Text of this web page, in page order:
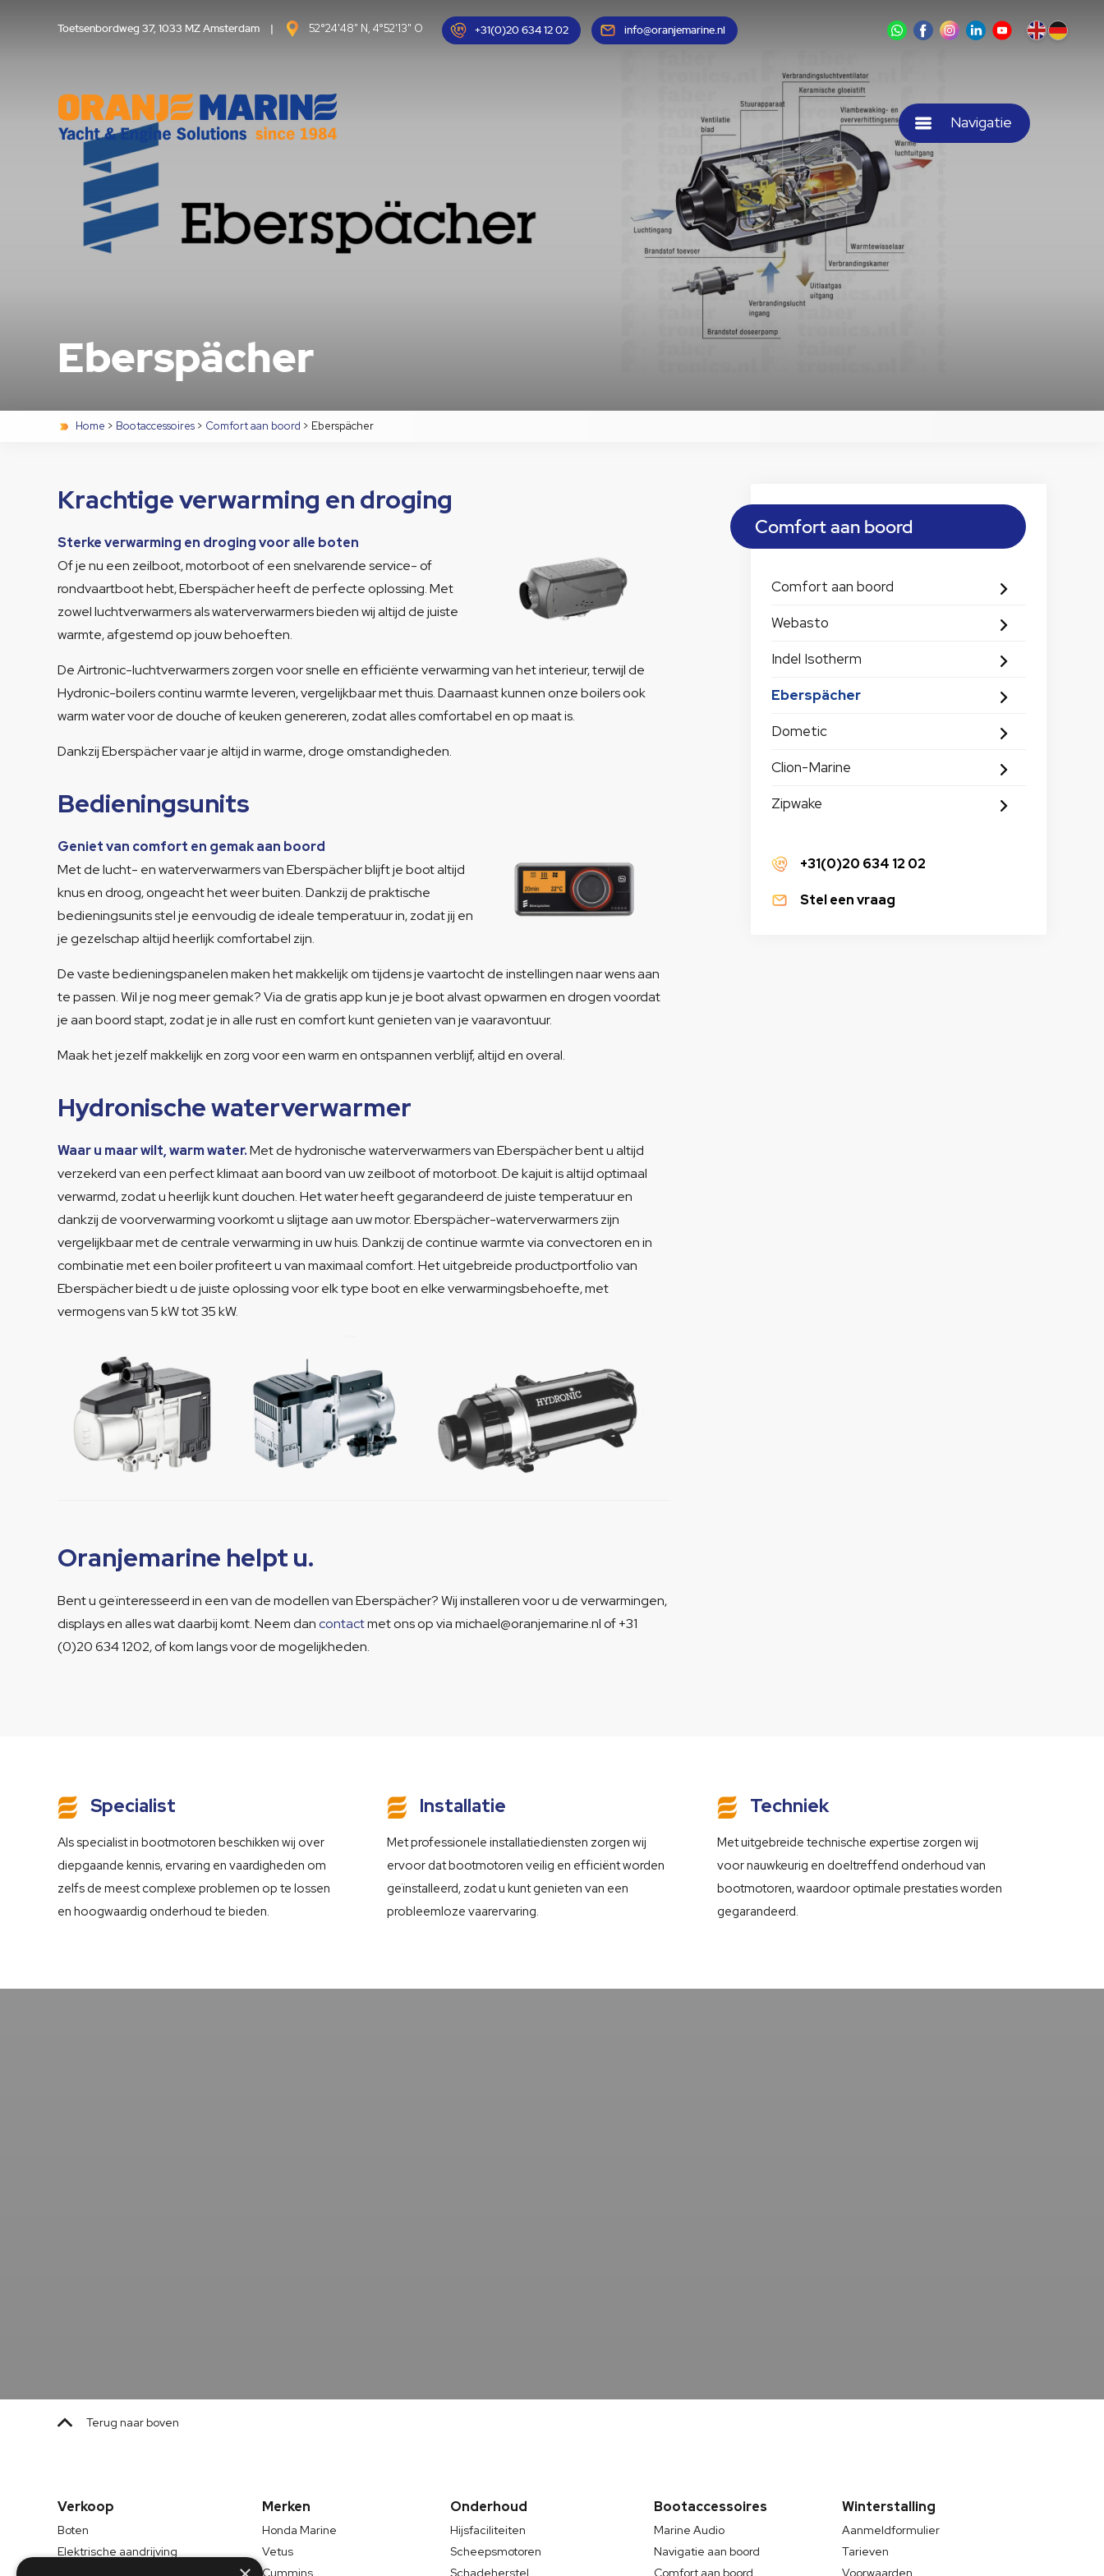
Toetsenbordweg 37, 1033 MZ Amsterdam | 52°24'48" N, 4°52'13" O +31(0)20 634 12 02 info@oranjemarine.nl
Navigatie
Home > Bootaccessoires > Comfort aan boord > Eberspächer
Eberspächer
Krachtige verwarming en droging
Sterke verwarming en droging voor alle boten
Of je nu een zeilboot, motorboot of een snelvarende service- of
rondvaartboot hebt, Eberspächer heeft de perfecte oplossing. Met
zowel luchtverwarmers als waterverwarmers bieden wij altijd de juiste
warmte, afgestemd op jouw behoeften.
De Airtronic-luchtverwarmers zorgen voor snelle en efficiënte verwarming van het interieur, terwijl de
Hydronic-boilers continu warmte leveren, vergelijkbaar met thuis. Daarnaast kunnen onze boilers ook
warm water voor de douche of keuken genereren, zodat alles comfortabel en op maat is.
Dankzij Eberspächer vaar je altijd in warme, droge omstandigheden.
Bedieningsunits
Geniet van comfort en gemak aan boord
Met de lucht- en waterverwarmers van Eberspächer blijft je boot altijd
knus en droog, ongeacht het weer buiten. Dankzij de praktische
bedieningsunits stel je eenvoudig de ideale temperatuur in, zodat jij en
je gezelschap altijd heerlijk comfortabel zijn.
De vaste bedieningspanelen maken het makkelijk om tijdens je vaartocht de instellingen naar wens aan
te passen. Wil je nog meer gemak? Via de gratis app kun je je boot alvast opwarmen en drogen voordat
je aan boord stapt, zodat je in alle rust en comfort kunt genieten van je vaaravontuur.
Maak het jezelf makkelijk en zorg voor een warm en ontspannen verblijf, altijd en overal.
Hydronische waterverwarmer
Waar u maar wilt, warm water.Met de hydronische waterverwarmers van Eberspächer bent u altijd
verzekerd van een perfect klimaat aan boord van uw zeilboot of motorboot. De kajuit is altijd optimaal
verwarmd, zodat u heerlijk kunt douchen. Het water heeft gegarandeerd de juiste temperatuur en
dankzij de voorverwarming voorkomt u slijtage aan uw motor. Eberspächer-waterverwarmers zijn
vergelijkbaar met de centrale verwarming in uw huis. Dankzij de continue warmte via convectoren en in
combinatie met een boiler profiteert u van maximaal comfort. Het uitgebreide productportfolio van
Eberspächer biedt u de juiste oplossing voor elk type boot en elke verwarmingsbehoefte, met
vermogens van 5 kW tot 35 kW.
Oranjemarine helpt u.
Bent u geïnteresseerd in een van de modellen van Eberspächer? Wij installeren voor u de verwarmingen,
displays en alles wat daarbij komt. Neem dancontactmet ons op via michael@oranjemarine.nl of +31
(0)20 634 1202, of kom langs voor de mogelijkheden.
Comfort aan boord
Comfort aan boord
Webasto
Indel Isotherm
Eberspächer
Dometic
Clion-Marine
Zipwake
+31(0)20 634 12 02
Stel een vraag
Specialist
Als specialist in bootmotoren beschikken wij over
diepgaande kennis, ervaring en vaardigheden om
zelfs de meest complexe problemen op te lossen
en hoogwaardig onderhoud te bieden.
Installatie
Met professionele installatiediensten zorgen wij
ervoor dat bootmotoren veilig en efficiënt worden
geïnstalleerd, zodat u kunt genieten van een
probleemloze vaarervaring.
Techniek
Met uitgebreide technische expertise zorgen wij
voor nauwkeurig en doeltreffend onderhoud van
bootmotoren, waardoor optimale prestaties worden
gegarandeerd.
Terug naar boven
Verkoop
Boten
Elektrische aandrijving
Merken
Honda Marine
Vetus
Cummins
Onderhoud
Hijsfaciliteiten
Scheepsmotoren
Schadeherstel
Bootaccessoires
Marine Audio
Navigatie aan boord
Comfort aan boord
Winterstalling
Aanmeldformulier
Tarieven
Voorwaarden